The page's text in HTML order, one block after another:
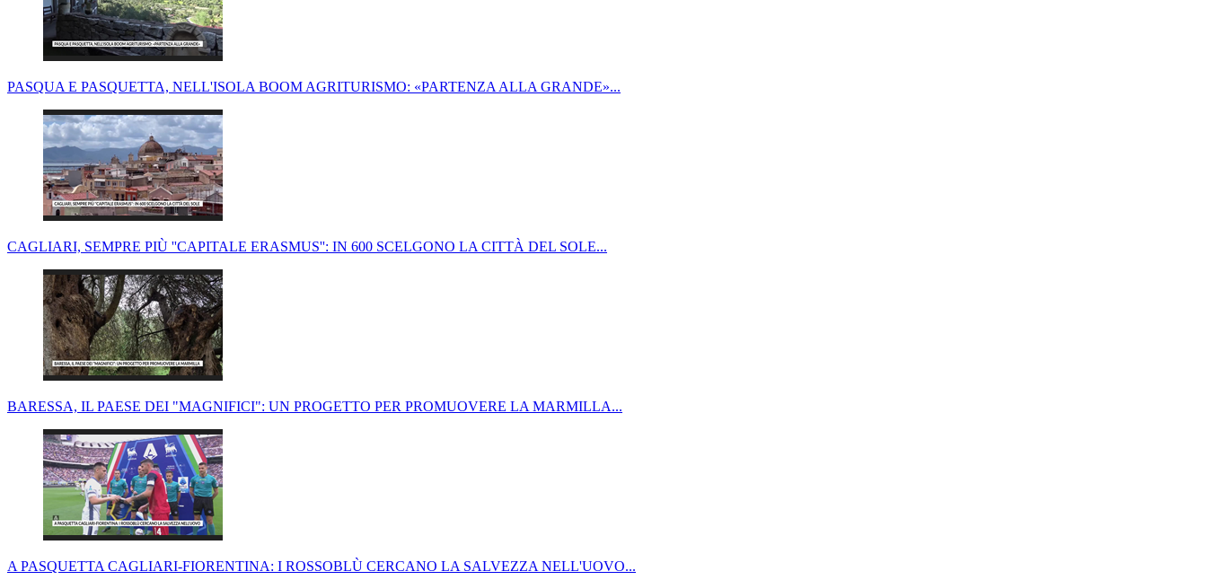
PASQUA E PASQUETTA, NELL'ISOLA BOOM AGRITURISMO: «PARTENZA ALLA GRANDE»...
CAGLIARI, SEMPRE PIÙ ''CAPITALE ERASMUS'': IN 600 SCELGONO LA CITTÀ DEL SOLE...
BARESSA, IL PAESE DEI "MAGNIFICI": UN PROGETTO PER PROMUOVERE LA MARMILLA...
A PASQUETTA CAGLIARI-FIORENTINA: I ROSSOBLÙ CERCANO LA SALVEZZA NELL'UOVO...